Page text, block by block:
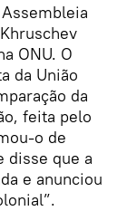
ONU. O
da União
da
feita pelo
o de
disse que a
e anunciou